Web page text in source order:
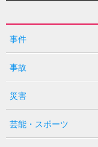
事件
事故
災害
芸能・スポーツ